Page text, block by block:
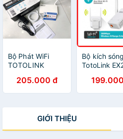
Bộ Phát WiFi
TOTOLINK
300Mbps (Hàng
chính hãng)
205.000 đ
Bộ kích
TotoLink
300Mbps
GIỚI THIỆU